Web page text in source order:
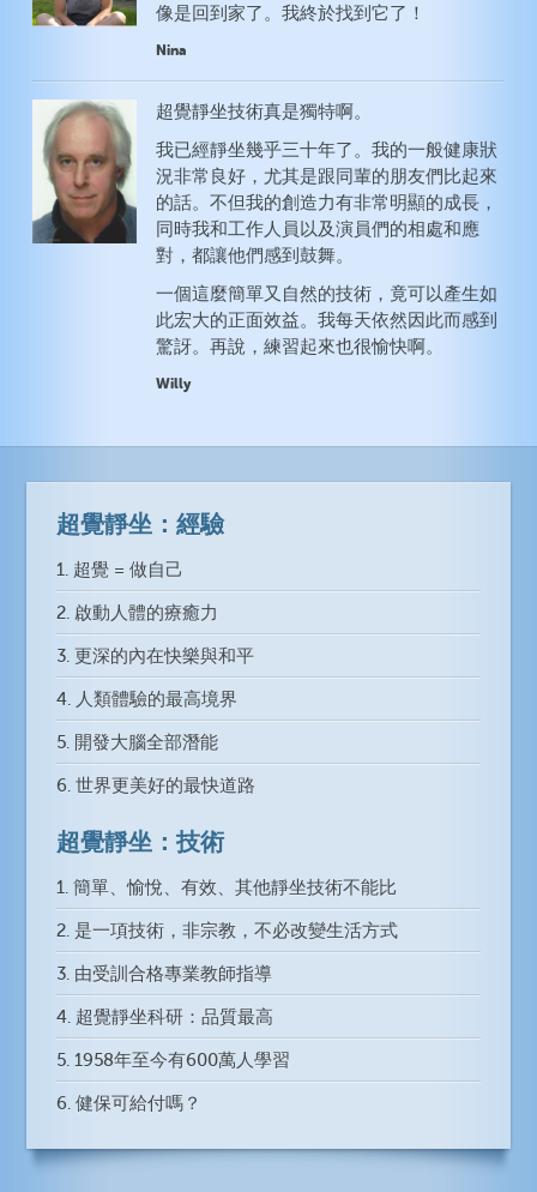
像是回到家了。我終於找到它了！
Nina
超覺靜坐技術真是獨特啊。
我已經靜坐幾乎三十年了。我的一般健康狀
況非常良好，尤其是跟同輩的朋友們比起來
的話。不但我的創造力有非常明顯的成長，
同時我和工作人員以及演員們的相處和應
對，都讓他們感到鼓舞。
一個這麼簡單又自然的技術，竟可以產生如
此宏大的正面效益。我每天依然因此而感到
驚訝。再說，練習起來也很愉快啊。
Willy
超覺靜坐：經驗
1. 超覺 = 做自己
2. 啟動人體的療癒力
3. 更深的內在快樂與和平
4. 人類體驗的最高境界
5. 開發大腦全部潛能
6. 世界更美好的最快道路
超覺靜坐：技術
1. 簡單、愉悅、有效、其他靜坐技術不能比
2. 是一項技術，非宗教，不必改變生活方式
3. 由受訓合格專業教師指導
4. 超覺靜坐科研：品質最高
5. 1958年至今有600萬人學習
6. 健保可給付嗎？